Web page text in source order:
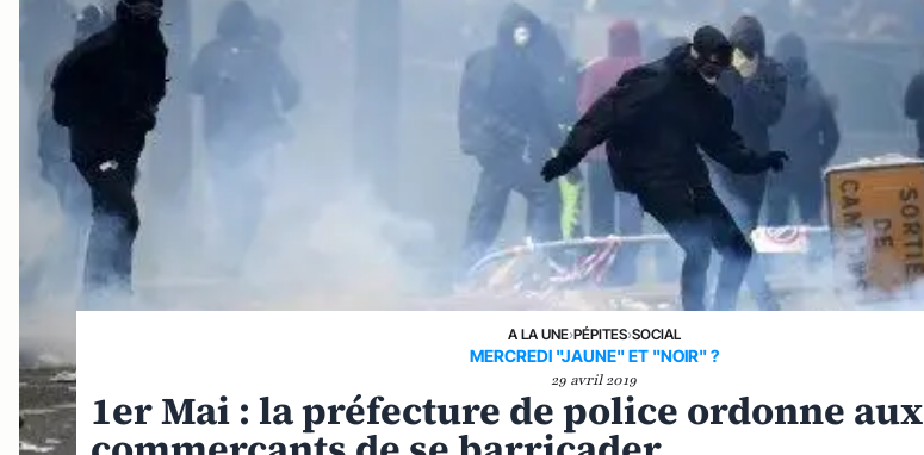
A LA UNE›PÉPITES›SOCIAL
MERCREDI "JAUNE" ET "NOIR" ?
29 avril 2019
1er Mai : la préfecture de police ordonne aux